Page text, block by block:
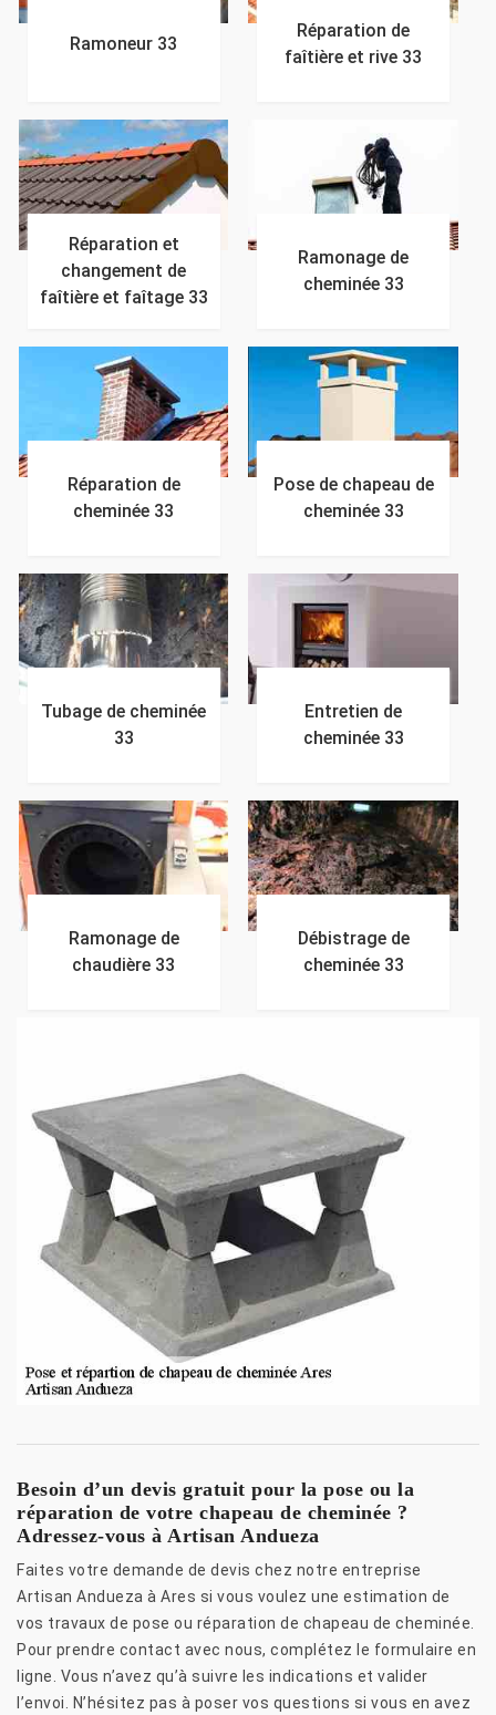
Ramoneur 33
Réparation de
faîtière et rive 33
Réparation et
changement de
faîtière et faîtage 33
Ramonage de
cheminée 33
Réparation de
cheminée 33
Pose de chapeau de
cheminée 33
Tubage de cheminée
33
Entretien de
cheminée 33
Ramonage de
chaudière 33
Débistrage de
cheminée 33
Besoin d’un devis gratuit pour la pose ou la
réparation de votre chapeau de cheminée ?
Adressez-vous à Artisan Andueza
Faites votre demande de devis chez notre entreprise
Artisan Andueza à Ares si vous voulez une estimation de
vos travaux de pose ou réparation de chapeau de cheminée.
Pour prendre contact avec nous, complétez le formulaire en
ligne. Vous n’avez qu’à suivre les indications et valider
l’envoi. N’hésitez pas à poser vos questions si vous en avez